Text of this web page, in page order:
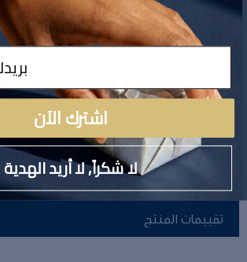
لا توجد تفاصيل لهذا المنتج
تقييمات المنتج
اشترك الآن
لا شكراً, لا أريد الهدية